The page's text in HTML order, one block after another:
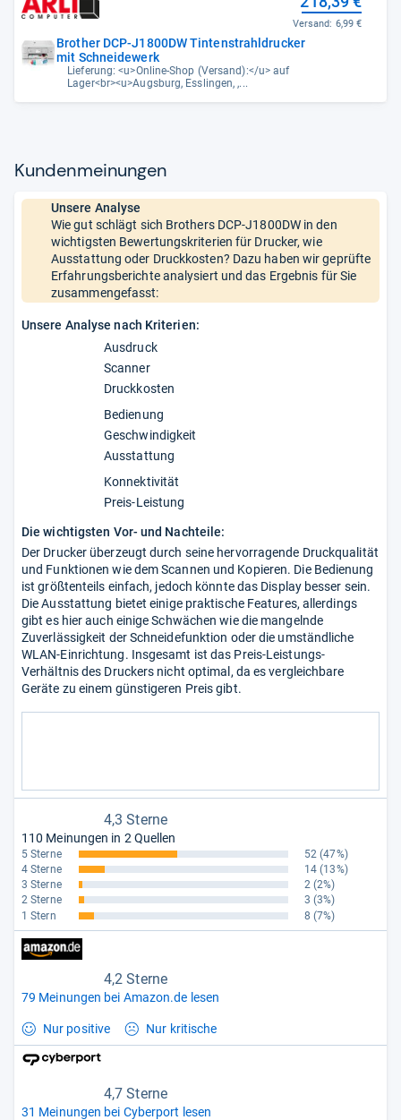
Brother DCP-J1800DW Tintenstrahldrucker
mit Schneidewerk
Lieferung: <u>Online-Shop (Versand):</u> auf
Lager<br><u>Augsburg, Esslingen, ,...
Versand: 6,99 €
Kun­den­mei­nun­gen
Unsere Analyse
Wie gut schlägt sich Brothers DCP-J1800DW in den
wichtigsten Bewertungskriterien für Drucker, wie
Ausstattung oder Druckkosten? Dazu haben wir geprüfte
Erfahrungsberichte analysiert und das Ergebnis für Sie
zusammengefasst:
Unsere Analyse nach Kriterien:
Ausdruck
Scanner
Druckkosten
Bedienung
Geschwindigkeit
Ausstattung
Konnektivität
Preis-Leistung
Die wichtigsten Vor- und Nachteile:
Der Drucker überzeugt durch seine hervorragende Druckqualität
und Funktionen wie dem Scannen und Kopieren. Die Bedienung
ist größtenteils einfach, jedoch könnte das Display besser sein.
Die Ausstattung bietet einige praktische Features, allerdings
gibt es hier auch einige Schwächen wie die mangelnde
Zuverlässigkeit der Schneidefunktion oder die umständliche
WLAN-Einrichtung. Insgesamt ist das Preis-Leistungs-
Verhältnis des Druckers nicht optimal, da es vergleichbare
Geräte zu einem günstigeren Preis gibt.
4,3 Sterne
110 Meinungen in 2 Quellen
5 Sterne 52 (47%)
4 Sterne
14 (13%)
3 Sterne
2 (2%)
2 Sterne
3 (3%)
1 Stern
8 (7%)
4,2 Sterne
79 Meinungen bei Amazon.de lesen
Nur positive Nur kritische
4,7 Sterne
31 Meinungen bei Cyberport lesen